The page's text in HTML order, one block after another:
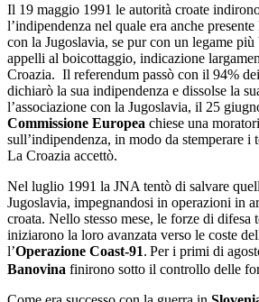
Il 19 maggio 1991 le autorità croate
l’indipendenza nel quale era anche
con la Jugoslavia, se pur con un legame
appelli al boicottaggio, indicazione
Croazia. Il referendum passò con il 94%
dichiarò la sua indipendenza e dissolse la
l’associazione con la Jugoslavia, il 25
Commissione Europea chiese una
sull’indipendenza, in modo da stemperare i
La Croazia accettò.
Nel luglio 1991 la JNA tentò di salvare
Jugoslavia, impegnandosi in operazioni in
croata. Nello stesso mese, le forze di difesa
iniziarono la loro avanzata verso le coste
l’Operazione Coast-91. Per i primi di
Banovina finirono sotto il controllo delle